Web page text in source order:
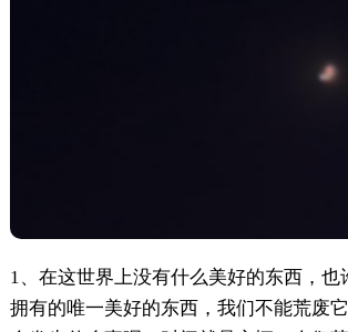
1、在这世界上没有什么美好的东西，也
拥有的唯一美好的东西，我们不能荒废